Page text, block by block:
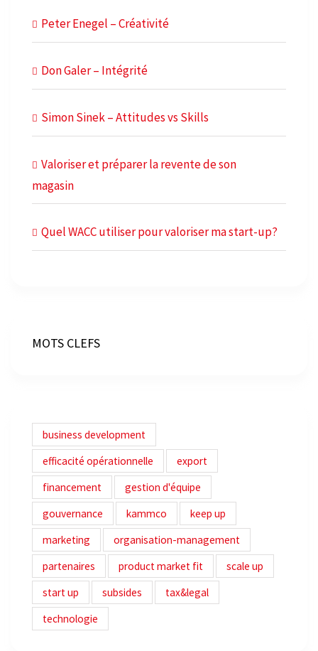
Peter Enegel – Créativité
Don Galer – Intégrité
Simon Sinek – Attitudes vs Skills
Valoriser et préparer la revente de son
magasin
Quel WACC utiliser pour valoriser ma start-up?
MOTS CLEFS
business development
efficacité opérationnelle
export
financement
gestion d'équipe
gouvernance
kammco
keep up
marketing
organisation-management
partenaires
product market fit
scale up
start up
subsides
tax&legal
technologie